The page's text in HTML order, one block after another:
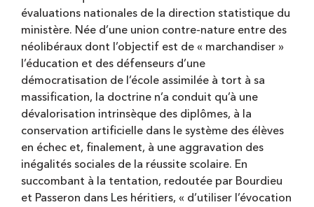
évaluations nationales de la direction statistique du
ministère. Née d’une union contre-nature entre des
néolibéraux dont l’objectif est de « marchandiser »
l’éducation et des défenseurs d’une
démocratisation de l’école assimilée à tort à sa
massification, la doctrine n’a conduit qu’à une
dévalorisation intrinsèque des diplômes, à la
conservation artificielle dans le système des élèves
en échec et, finalement, à une aggravation des
inégalités sociales de la réussite scolaire. En
succombant à la tentation, redoutée par Bourdieu
et Passeron dans Les héritiers, « d’utiliser l’évocation